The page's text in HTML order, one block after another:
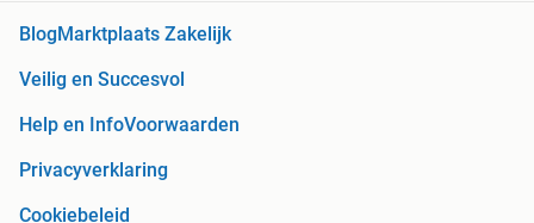
BlogMarktplaats Zakelijk
Veilig en Succesvol
Help en InfoVoorwaarden
Privacyverklaring
Cookiebeleid